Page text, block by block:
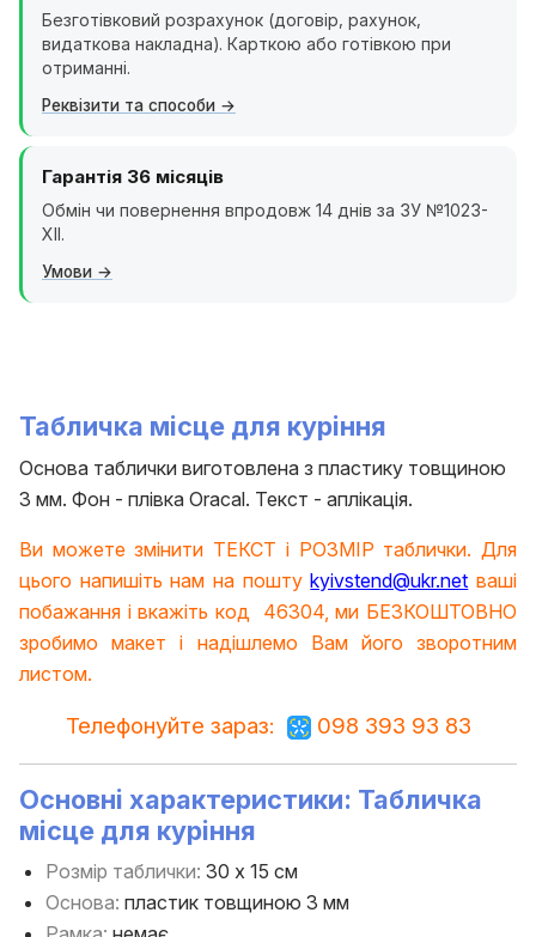
Безготівковий розрахунок (договір, рахунок,
видаткова накладна). Карткою або готівкою при
отриманні.
Реквізити та способи
Гарантія 36 місяців
Обмін чи повернення впродовж 14 днів за ЗУ №1023-
XII.
Умови
Табличка місце для куріння
Основа таблички виготовлена з пластику товщиною
3 мм. Фон - плівка Oracal. Текст - аплікація.
Ви можете змінити ТЕКСТ і РОЗМІР таблички. Для
цього напишіть нам на поштуkyivstend@ukr.net ваші
побажання і вкажіть код 46304, ми БЕЗКОШТОВНО
зробимо макет і надішлемо Вам його зворотним
листом.
Телефонуйте зараз: 098 393 93 83
Основні характеристики: Табличка
місце для куріння
Розмір таблички: 30 х 15 см
Основа: пластик товщиною 3 мм